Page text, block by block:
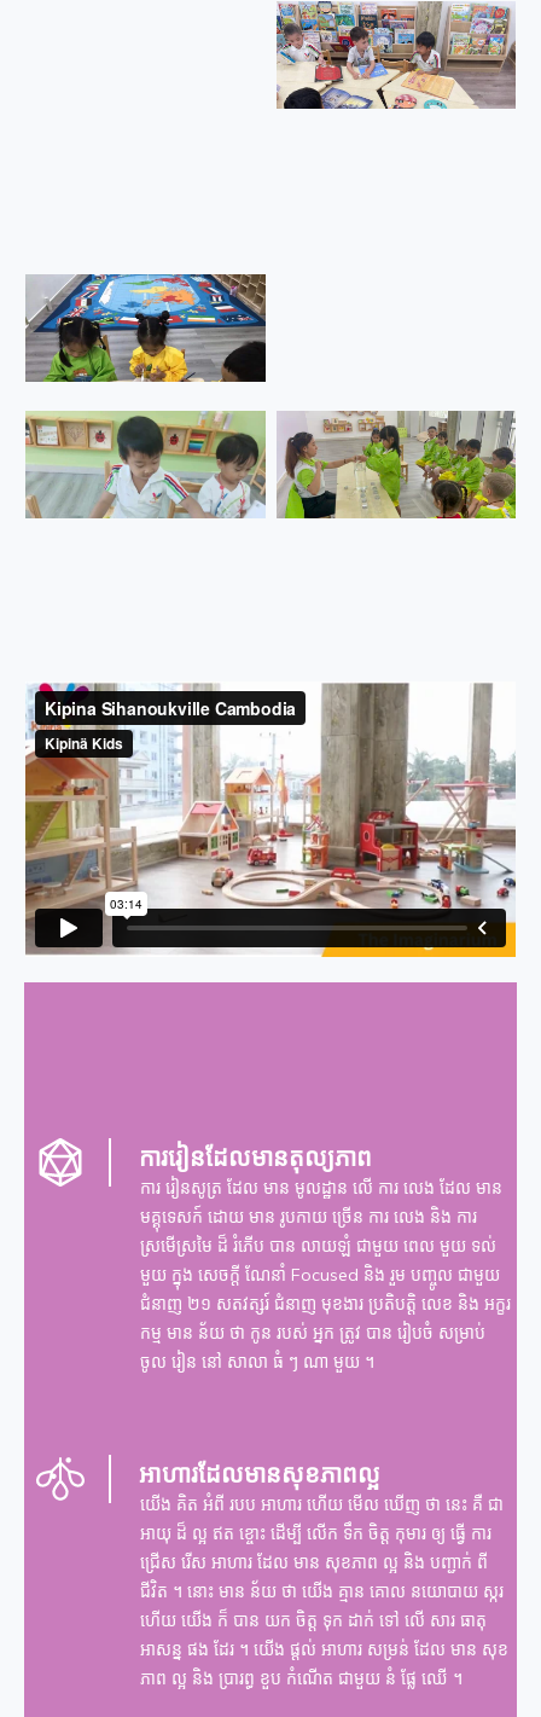
ការរៀនដែលមានតុល្យភាព
ការ រៀនសូត្រ ដែល មាន មូលដ្ឋាន លើ ការ លេង ដែល មាន
មគ្គុទេសក៍ ដោយ មាន រូបកាយ ច្រើន ការ លេង និង ការ
ស្រមើស្រមៃ ដ៏ រំភើប បាន លាយឡំ ជាមួយ ពេល មួយ ទល់
មួយ ក្នុង សេចក្តី ណែនាំ Focused និង រួម បញ្ចូល ជាមួយ
ជំនាញ ២១ សតវត្សរ៍ ជំនាញ មុខងារ ប្រតិបត្តិ លេខ និង អក្ខរ
កម្ម មាន ន័យ ថា កូន របស់ អ្នក ត្រូវ បាន រៀបចំ សម្រាប់
ចូល រៀន នៅ សាលា ធំ ៗ ណា មួយ ។
អាហារដែលមានសុខភាពល្អ
យើង គិត អំពី របប អាហារ ហើយ មើល ឃើញ ថា នេះ គឺ ជា
អាយុ ដ៏ ល្អ ឥត ខ្ចោះ ដើម្បី លើក ទឹក ចិត្ត កុមារ ឲ្យ ធ្វើ ការ
ជ្រើស រើស អាហារ ដែល មាន សុខភាព ល្អ និង បញ្ជាក់ ពី
ជីវិត ។ នោះ មាន ន័យ ថា យើង គ្មាន គោល នយោបាយ ស្ករ
ហើយ យើង ក៏ បាន យក ចិត្ត ទុក ដាក់ ទៅ លើ សារ ធាតុ
អាសន្ន ផង ដែរ ។ យើង ផ្តល់ អាហារ សម្រន់ ដែល មាន សុខ
ភាព ល្អ និង ប្រារព្ធ ខួប កំណើត ជាមួយ នំ ផ្លែ ឈើ ។